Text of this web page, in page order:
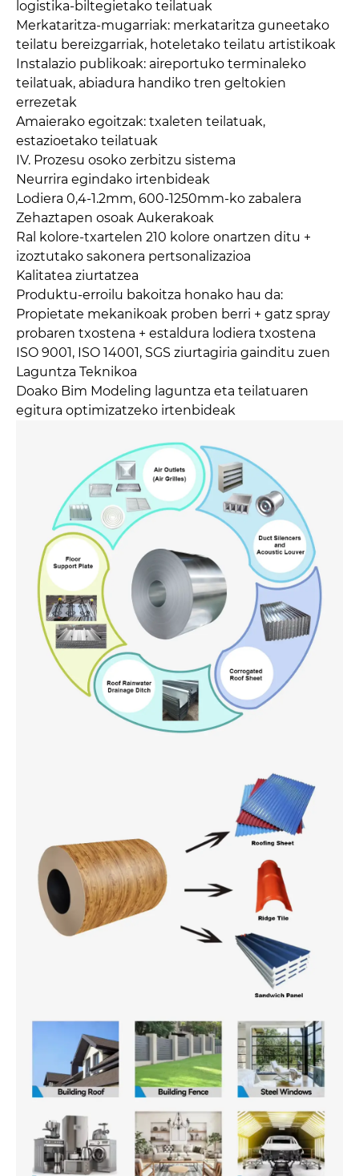
logistika-biltegietako teilatuak
Merkataritza-mugarriak: merkataritza guneetako
teilatu bereizgarriak, hoteletako teilatu artistikoak
Instalazio publikoak: aireportuko terminaleko
teilatuak, abiadura handiko tren geltokien
errezetak
Amaierako egoitzak: txaleten teilatuak,
estazioetako teilatuak
IV. Prozesu osoko zerbitzu sistema
Neurrira egindako irtenbideak
Lodiera 0,4-1.2mm, 600-1250mm-ko zabalera
Zehaztapen osoak Aukerakoak
Ral kolore-txartelen 210 kolore onartzen ditu +
izoztutako sakonera pertsonalizazioa
Kalitatea ziurtatzea
Produktu-erroilu bakoitza honako hau da:
Propietate mekanikoak proben berri + gatz spray
probaren txostena + estaldura lodiera txostena
ISO 9001, ISO 14001, SGS ziurtagiria gainditu zuen
Laguntza Teknikoa
Doako Bim Modeling laguntza eta teilatuaren
egitura optimizatzeko irtenbideak